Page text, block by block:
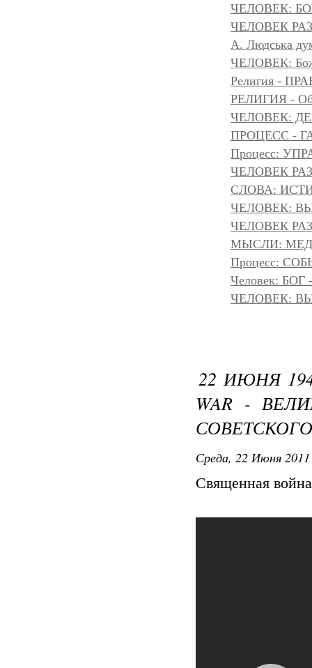
ЧЕЛОВЕК:
ЧЕЛОВЕК
A. Людська
ЧЕЛОВЕК:
Религия -
РЕЛИГИЯ -
ЧЕЛОВЕК:
ПРОЦЕСС -
Процесс:
ЧЕЛОВЕК
СЛОВА:
ЧЕЛОВЕК:
ЧЕЛОВЕК
МЫСЛИ:
Процесс:
Человек:
ЧЕЛОВЕК:
22 ИЮНЯ
WAR -
Среда, 22 Июня
Священная